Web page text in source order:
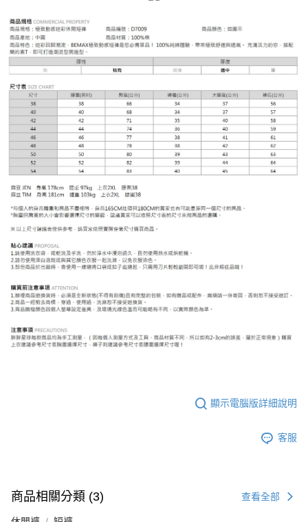
顯示電腦版詳細說明
客服
商品相關分類 (3) 查看全部